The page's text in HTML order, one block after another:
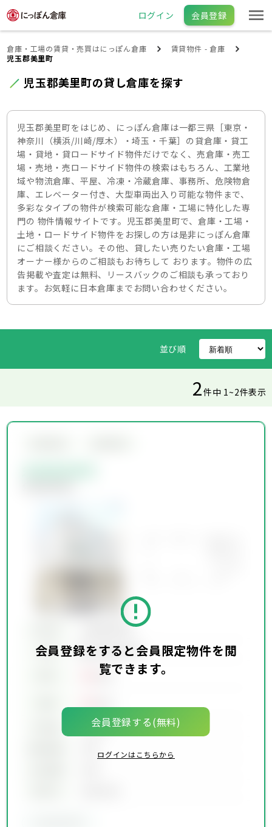
ログイン 会員登録
倉庫・工場の賃貸・売買はにっぽん倉庫
賃貸物件 - 倉庫
児玉郡美里町
児玉郡美里町の貸し倉庫を探す
児玉郡美里町をはじめ、にっぽん倉庫は一都三県［東京・
神奈川（横浜/川崎/厚木）・埼玉・千葉］の貸倉庫・貸工
場・貸地・貸ロードサイド物件だけでなく、売倉庫・売工
場・売地・売ロードサイド物件の検索はもちろん、工業地
域や物流倉庫、平屋、冷凍・冷蔵倉庫、事務所、危険物倉
庫、エレベーター付き、大型車両出入り可能な物件まで、
多彩なタイプの物件が検索可能な倉庫・工場に特化した専
門の 物件情報サイトです。児玉郡美里町で、倉庫・工場・
土地・ロードサイド物件をお探しの方は是非にっぽん倉庫
にご相談ください。その他、貸したい売りたい倉庫・工場
オーナー様からのご相談もお待ちして おります。物件の広
告掲載や査定は無料、リースバックのご相談も承っており
ます。お気軽に日本倉庫までお問い合わせください。
並び順
2件中 1~2件表示
会員登録をすると会員限定物件を閲
覧できます。
会員登録する(無料)
ログインはこちらから
会員限定物件
交通
会員限定物件
万円
00万円